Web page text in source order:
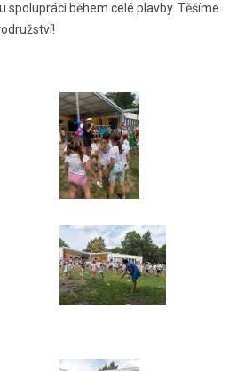
spolupráci během celé plavby. Těšíme